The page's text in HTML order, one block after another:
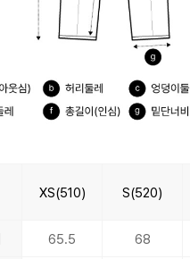
XS(510) S(520)
65.5 68